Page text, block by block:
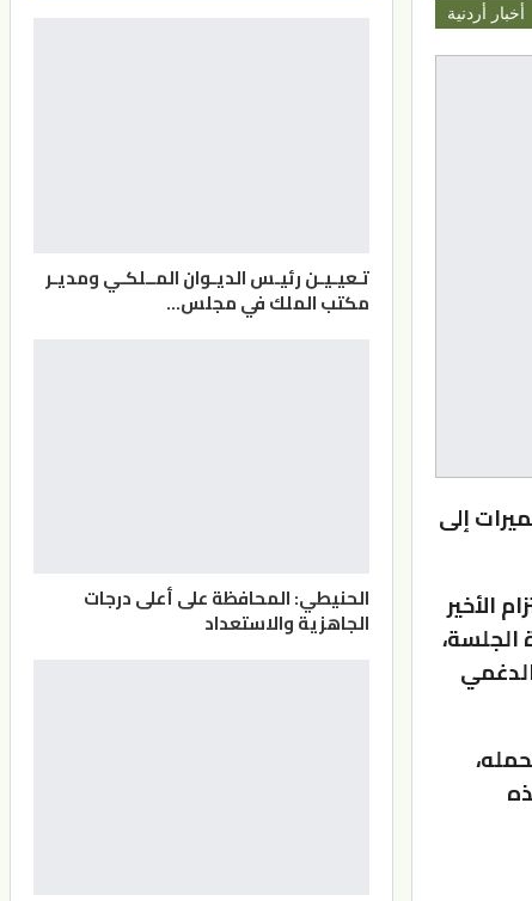
أخبار أردنية
إلى
الأخير
الجلسة،
تـعيـيـن رئيـس الديـوان المــلكـي ومديـر
مكتب الملك في مجلس…
الحنيطي: المحافظة على أعلى درجات
الجاهزية والاستعداد